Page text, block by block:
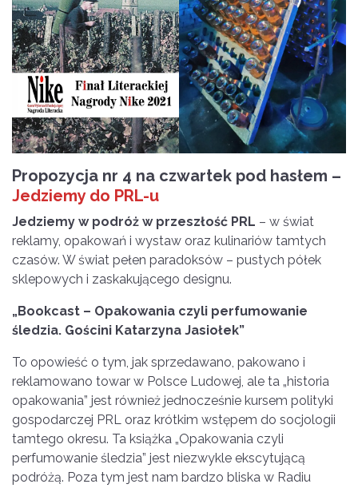
Propozycja nr 4 na czwartek pod hasłem –
Jedziemy do PRL-u
Jedziemy w podróż w przeszłość PRL – w świat
reklamy, opakowań i wystaw oraz kulinariów tamtych
czasów. W świat pełen paradoksów – pustych półek
sklepowych i zaskakującego designu.
„Bookcast – Opakowania czyli perfumowanie
śledzia. Gościni Katarzyna Jasiołek”
To opowieść o tym, jak sprzedawano, pakowano i
reklamowano towar w Polsce Ludowej, ale ta „historia
opakowania” jest również jednocześnie kursem polityki
gospodarczej PRL oraz krótkim wstępem do socjologii
tamtego okresu. Ta książka „Opakowania czyli
perfumowanie śledzia” jest niezwykle ekscytującą
podróżą. Poza tym jest nam bardzo bliska w Radiu